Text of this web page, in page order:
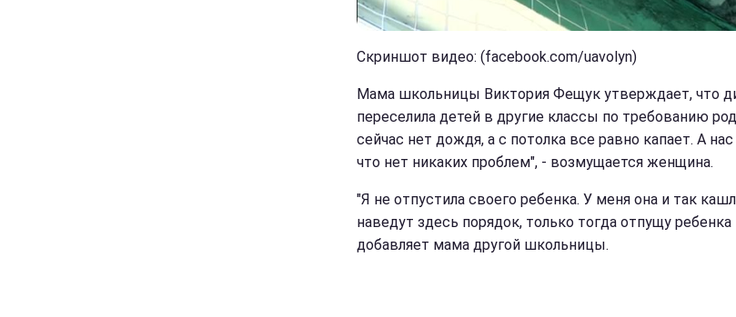
Скриншот видео: (facebook.com/uavolyn)
Мама школьницы Виктория Фещук утверждает, что
переселила детей в другие классы по требованию
сейчас нет дождя, а с потолка все равно капает. А
что нет никаких проблем", - возмущается женщина.
"Я не отпустила своего ребенка. У меня она и так
наведут здесь порядок, только тогда отпущу
добавляет мама другой школьницы.